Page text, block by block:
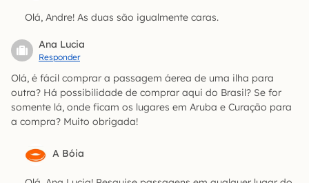
Olá, Andre! As duas são igualmente caras.
Ana Lucia
Responder
Olá, é fácil comprar a passagem áerea de uma ilha para
outra? Há possibilidade de comprar aqui do Brasil? Se for
somente lá, onde ficam os lugares em Aruba e Curação para
a compra? Muito obrigada!
A Bóia